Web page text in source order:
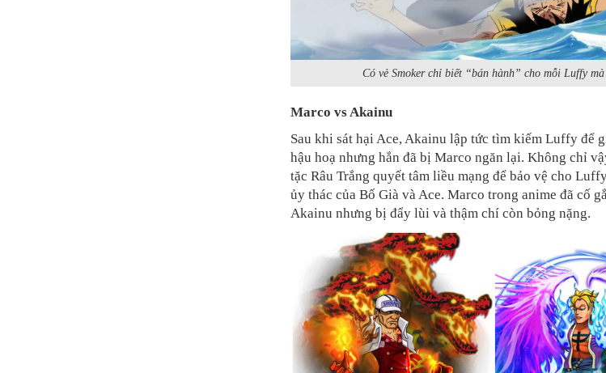
Có vẻ Smoker chỉ biết “bán hành” cho mỗi Luffy
Marco vs Akainu
Sau khi sát hại Ace, Akainu lập tức tìm kiếm Luffy để
hậu hoạ nhưng hắn đã bị Marco ngăn lại. Không chỉ
tặc Râu Trắng quyết tâm liều mạng để bảo vệ cho
ủy thác của Bố Già và Ace. Marco trong anime đã cố
Akainu nhưng bị đẩy lùi và thậm chí còn bỏng nặng.